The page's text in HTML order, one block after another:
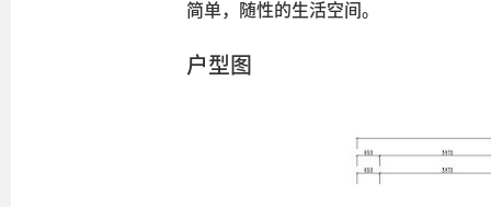
简单，随性的生活空间。
户型图